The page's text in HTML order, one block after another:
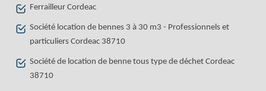
Ferrailleur Cordeac
Société location de bennes 3 à 30 m3 - Professionnels et
particuliers Cordeac 38710
Société de location de benne tous type de déchet Cordeac
38710